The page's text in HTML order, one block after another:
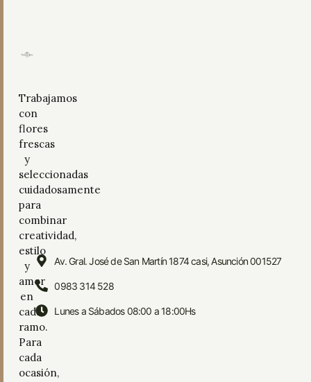
Trabajamos
con
flores
frescas
y
seleccionadas
cuidadosamente
para
combinar
creatividad,
estilo
y
amor
en
cada
ramo.
Para
cada
ocasión,
Av. Gral. José de San Martín 1874 casi, Asunción 001527
0983 314 528
Lunes a Sábados 08:00 a 18:00Hs